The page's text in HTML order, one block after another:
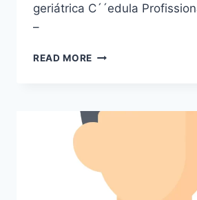
geriátrica C´´edula
–
READ MORE DR